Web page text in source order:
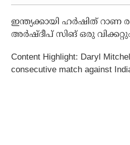
ഇന്ത്യക്കായി ഹര്‍ഷിത് റാണ
അര്‍ഷ്ദീപ് സിങ് ഒരു വിക്കറ്റും
Content Highlight: Daryl
consecutive match against